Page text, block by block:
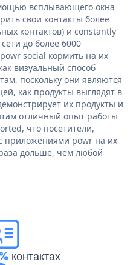
всплывающего окна
свои контакты более
контактов) и constantly
до более 6000
social кормить на их
визуальный способ
поскольку они являются
как продукты выглядят в
их продукты и
отличный опыт работы
что посетители,
приложениями powr на их
дольше, чем любой
контактах